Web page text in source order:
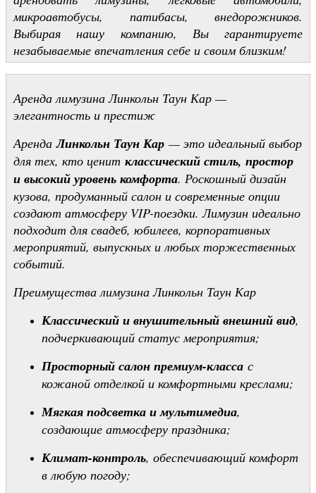
микроавтобусы, патибасы, внедорожников.
Выбирая нашу компанию, Вы гарантируете
незабываемые впечатления себе и своим близким!
Аренда лимузина Линкольн Таун Кар —
элегантность и престиж
АрендаЛинкольн Таун Кар — это идеальный выбор
для тех, кто ценит классический стиль, простор
и высокий уровень комфорта. Роскошный дизайн
кузова, продуманный салон и современные опции
создают атмосферу VIP-поездки. Лимузин идеально
подходит для свадеб, юбилеев, корпоративных
мероприятий, выпускных и любых торжественных
событий.
Преимущества лимузина Линкольн Таун Кар
Классический и внушительный внешний вид,
подчеркивающий статус мероприятия;
Просторный салон премиум-класса с
кожаной отделкой и комфортными креслами;
Мягкая подсветка и мультимедиа,
создающие атмосферу праздника;
Климат-контроль, обеспечивающий комфорт
в любую погоду;